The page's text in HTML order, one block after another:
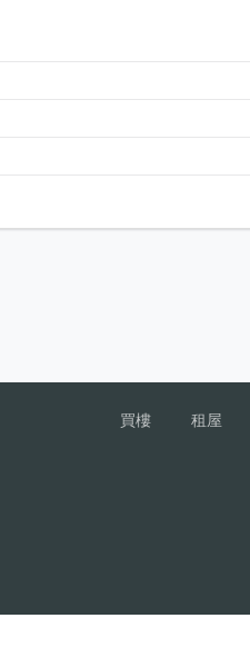
買樓 租屋